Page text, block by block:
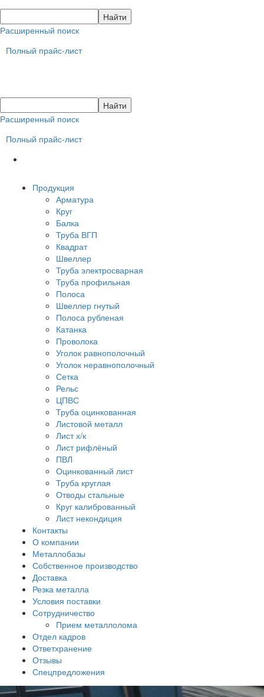
Расширенный поиск
Полный прайс-лист
Расширенный поиск
Полный прайс-лист
Продукция
Арматура
Круг
Балка
Труба ВГП
Квадрат
Швеллер
Труба электросварная
Труба профильная
Полоса
Швеллер гнутый
Полоса рубленая
Катанка
Проволока
Уголок равнополочный
Уголок неравнополочный
Сетка
Рельс
ЦПВС
Труба оцинкованная
Листовой металл
Лист х/к
Лист рифлёный
ПВЛ
Оцинкованный лист
Труба круглая
Отводы стальные
Круг калиброванный
Лист некондиция
Контакты
О компании
Металлобазы
Собственное производство
Доставка
Резка металла
Условия поставки
Сотрудничество
Прием металлолома
Отдел кадров
Ответхранение
Отзывы
Спецпредложения